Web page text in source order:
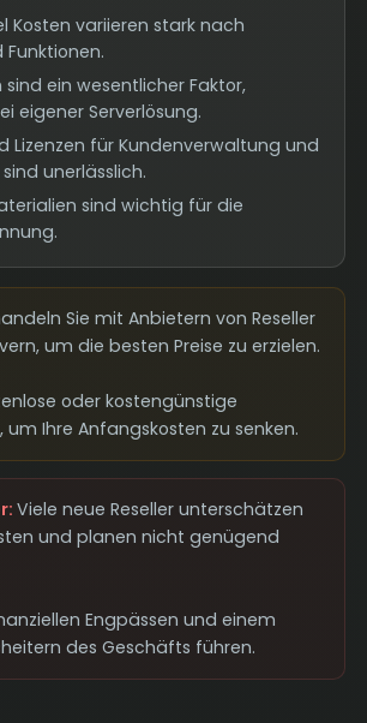
Kosten variieren stark nach
sind ein wesentlicher Faktor,
eigener Serverlösung.
Lizenzen für Kundenverwaltung und
unerlässlich.
sind wichtig für die
Sie mit Anbietern von Reseller
um die besten Preise zu erzielen.
oder kostengünstige
um Ihre Anfangskosten zu senken.
Viele neue Reseller unterschätzen
und planen nicht genügend
Engpässen und einem
des Geschäfts führen.